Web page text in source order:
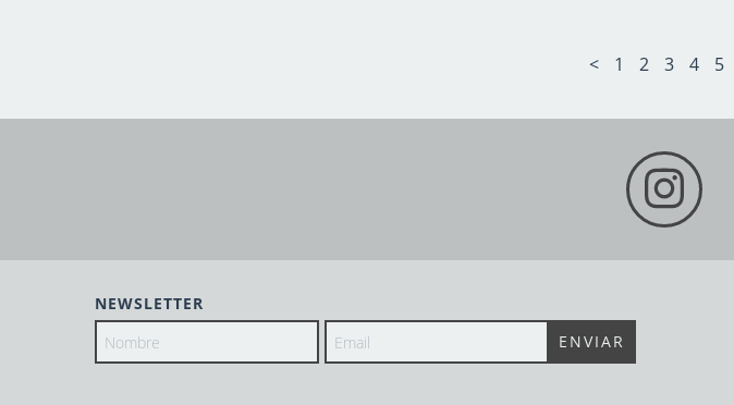
< 1 2 3 4 5
NEWSLETTER